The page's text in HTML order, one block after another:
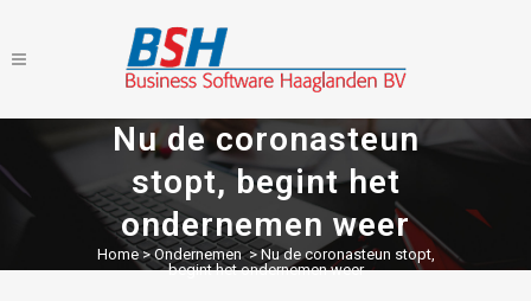
Nu de coronasteun
stopt, begint het
ondernemen weer
Home>Ondernemen >Nu de coronasteun stopt,
begint het ondernemen weer